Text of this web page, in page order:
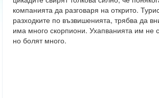
компанията да разговаря на открито.
разходките по възвишенията, трябва да
има много скорпиони. Ухапванията им не
но болят много.